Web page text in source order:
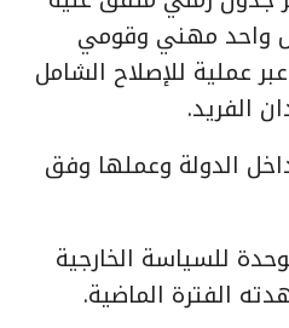
واحد مهني وقومي
عملية للإصلاح الشامل
الفريد.
الدولة وعملها وفق
للسياسة الخارجية
الفترة الماضية.